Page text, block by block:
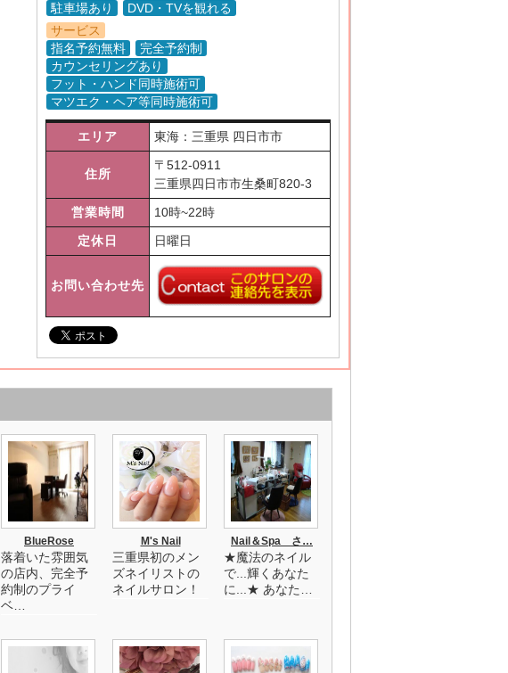
駐車場あり
DVD・TVを観れる
サービス
指名予約無料
完全予約制
カウンセリングあり
フット・ハンド同時施術可
マツエク・ヘア等同時施術可
エリア 東海：三重県 四日市市
住所
〒 512-0911
三重県四日市市生桑町820-3
営業時間
10時~22時
定休日
日曜日
お問い合わせ先
BlueRose
落着いた雰囲気
の店内、完全予
約制のプライ
ベ…
M's Nail
三重県初のメン
ズネイリストの
ネイルサロン！
Nail＆Spa さ…
★魔法のネイル
で...輝くあなた
に...★ あなた…